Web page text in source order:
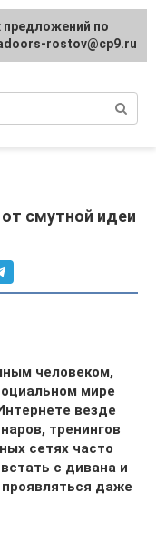
смутной идеи
человеком,
мире
везде
тренингов
сетях часто
с дивана и
даже
по
rostov@cp9.ru